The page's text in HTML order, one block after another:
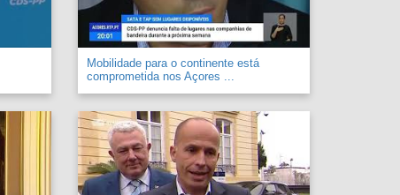
Mobilidade para o continente está
comprometida nos Açores ...